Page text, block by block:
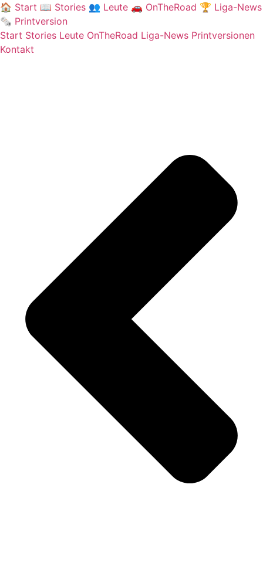
Skip
to
content
🏠 Start 📖 Stories 👥 Leute 🚗 OnTheRoad 🏆 Liga-News
🗞️ Printversion
Start Stories Leute OnTheRoad Liga-News Printversionen
Kontakt